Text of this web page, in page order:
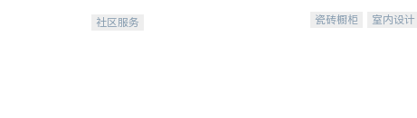
社区服务
机。品质厨房，家
瓷砖橱柜 室内设计